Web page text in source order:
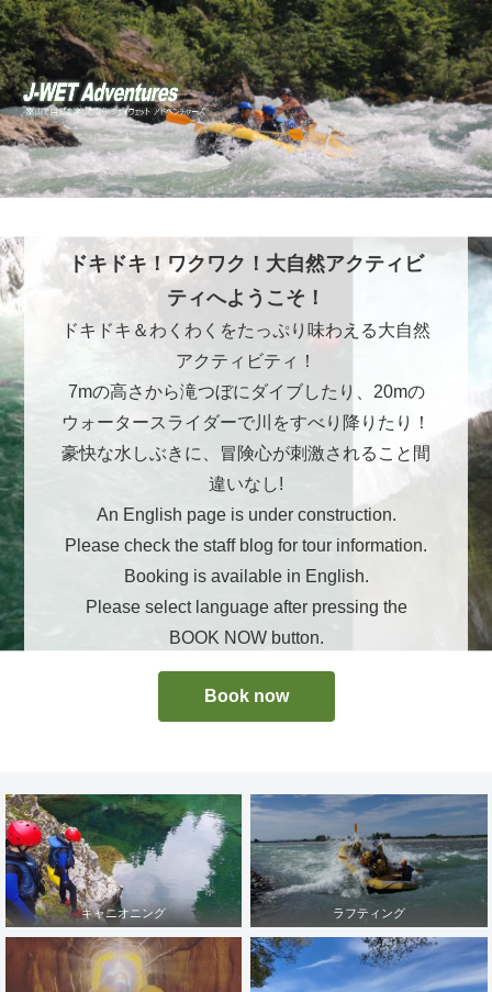
ドキドキ！ワクワク！大自然アクティビ
ティへようこそ！
ドキドキ＆わくわくをたっぷり味わえる大自然
アクティビティ！
7mの高さから滝つぼにダイブしたり、20mの
ウォータースライダーで川をすべり降りたり！
豪快な水しぶきに、冒険心が刺激されること間
違いなし!
An English page is under construction.
Please check the staff blog for tour information.
Booking is available in English.
Please select language after pressing the
BOOK NOW button.
Book now
キャニオニング ラフティング